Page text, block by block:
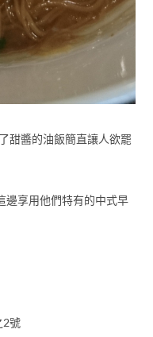
甜醬的油飯簡直讓人欲罷
邊享用他們特有的中式早
2號